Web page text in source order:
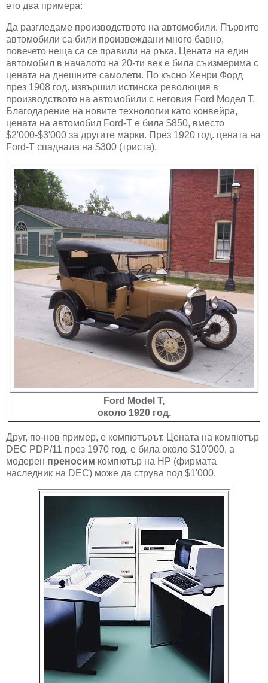
ето два примера:
Да разгледаме производството на автомобили. Първите
автомобили са били произвеждани много бавно,
повечето неща са се правили на ръка. Цената на един
автомобил в началото на 20-ти век е била съизмерима с
цената на днешните самолети. По късно Хенри Форд
през 1908 год. извършил истинска революция в
производството на автомобили с неговия Ford Модел T.
Благодарение на новите технологии като конвейра,
цената на автомобил Ford-T е била $850, вместо
$2'000-$3'000 за другите марки. През 1920 год. цената на
Ford-T спаднала на $300 (триста).
Ford Model T,
около 1920 год.
Друг, по-нов пример, е компютърът. Цената на компютър
DEC PDP/11 през 1970 год. е била около $10'000, а
модерен преносим компютър на HP (фирмата
наследник на DEC) може да струва под $1'000.